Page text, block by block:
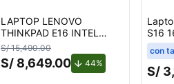
LAPTOP LENOVO
THINKPAD E16 INTEL
CORE ULTRA 7 255H Ram
32 GB SSD 1TB
-21SS000KLM
S/ 15,490.00
S/ 8,649.00 44% de descuento.
S16
(serie
SSD
con
S/